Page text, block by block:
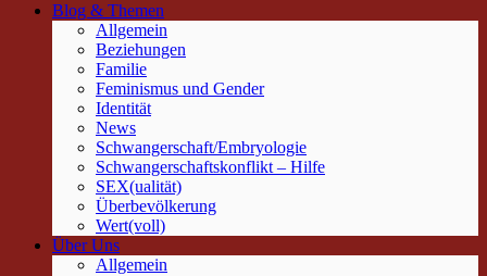
Blog & Themen
Allgemein
Beziehungen
Familie
Feminismus und Gender
Identität
News
Schwangerschaft/Embryologie
Schwangerschaftskonflikt – Hilfe
SEX(ualität)
Überbevölkerung
Wert(voll)
Über Uns
Allgemein